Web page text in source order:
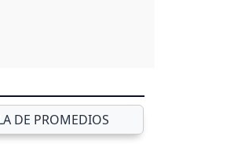
DE PROMEDIOS